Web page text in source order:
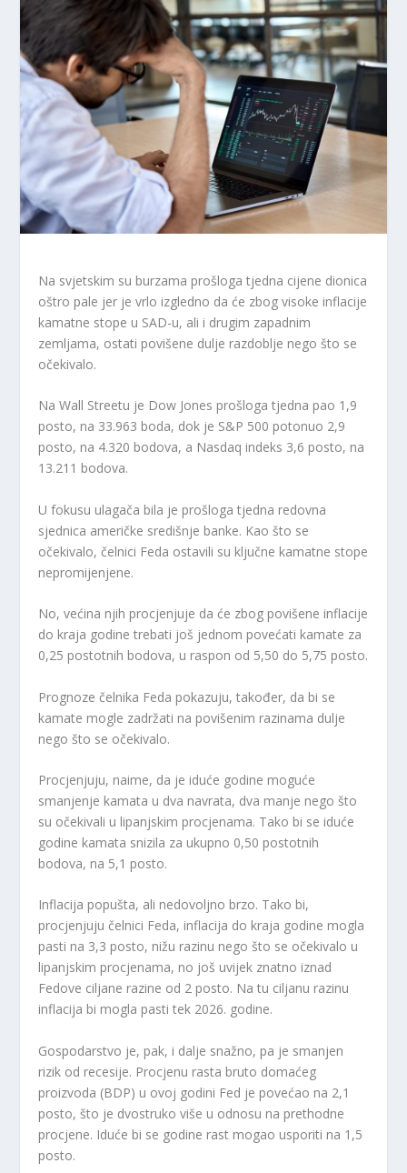
Na svjetskim su burzama prošloga tjedna cijene dionica
oštro pale jer je vrlo izgledno da će zbog visoke inflacije
kamatne stope u SAD-u, ali i drugim zapadnim
zemljama, ostati povišene dulje razdoblje nego što se
očekivalo.
Na Wall Streetu je Dow Jones prošloga tjedna pao 1,9
posto, na 33.963 boda, dok je S&P 500 potonuo 2,9
posto, na 4.320 bodova, a Nasdaq indeks 3,6 posto, na
13.211 bodova.
U fokusu ulagača bila je prošloga tjedna redovna
sjednica američke središnje banke. Kao što se
očekivalo, čelnici Feda ostavili su ključne kamatne stope
nepromijenjene.
No, većina njih procjenjuje da će zbog povišene inflacije
do kraja godine trebati još jednom povećati kamate za
0,25 postotnih bodova, u raspon od 5,50 do 5,75 posto.
Prognoze čelnika Feda pokazuju, također, da bi se
kamate mogle zadržati na povišenim razinama dulje
nego što se očekivalo.
Procjenjuju, naime, da je iduće godine moguće
smanjenje kamata u dva navrata, dva manje nego što
su očekivali u lipanjskim procjenama. Tako bi se iduće
godine kamata snizila za ukupno 0,50 postotnih
bodova, na 5,1 posto.
Inflacija popušta, ali nedovoljno brzo. Tako bi,
procjenjuju čelnici Feda, inflacija do kraja godine mogla
pasti na 3,3 posto, nižu razinu nego što se očekivalo u
lipanjskim procjenama, no još uvijek znatno iznad
Fedove ciljane razine od 2 posto. Na tu ciljanu razinu
inflacija bi mogla pasti tek 2026. godine.
Gospodarstvo je, pak, i dalje snažno, pa je smanjen
rizik od recesije. Procjenu rasta bruto domaćeg
proizvoda (BDP) u ovoj godini Fed je povećao na 2,1
posto, što je dvostruko više u odnosu na prethodne
procjene. Iduće bi se godine rast mogao usporiti na 1,5
posto.